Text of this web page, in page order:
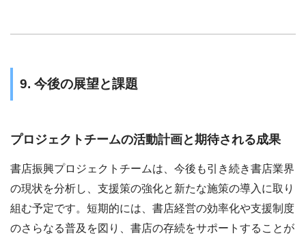
9. 今後の展望と課題
プロジェクトチームの活動計画と期待される成果
書店振興プロジェクトチームは、今後も引き続き書店業界
の現状を分析し、支援策の強化と新たな施策の導入に取り
組む予定です。短期的には、書店経営の効率化や支援制度
のさらなる普及を図り、書店の存続をサポートすることが